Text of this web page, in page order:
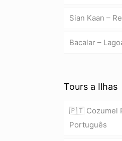
Sian Kaan –
Bacalar –
Tours a Ilhas
🇵🇹 Cozumel
Português